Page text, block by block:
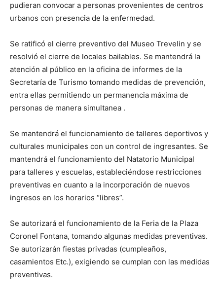
pudieran convocar a personas provenientes de centros
urbanos con presencia de la enfermedad.
Se ratificó el cierre preventivo del Museo Trevelin y se
resolvió el cierre de locales bailables. Se mantendrá la
atención al público en la oficina de informes de la
Secretaría de Turismo tomando medidas de prevención,
entra ellas permitiendo un permanencia máxima de
personas de manera simultanea .
Se mantendrá el funcionamiento de talleres deportivos y
culturales municipales con un control de ingresantes. Se
mantendrá el funcionamiento del Natatorio Municipal
para talleres y escuelas, estableciéndose restricciones
preventivas en cuanto a la incorporación de nuevos
ingresos en los horarios “libres”.
Se autorizará el funcionamiento de la Feria de la Plaza
Coronel Fontana, tomando algunas medidas preventivas.
Se autorizarán fiestas privadas (cumpleaños,
casamientos Etc.), exigiendo se cumplan con las medidas
preventivas.